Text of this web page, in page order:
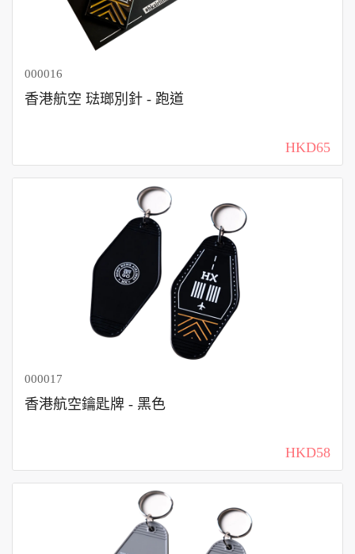
000016
香港航空 琺瑯別針 - 跑道
HKD65
000017
香港航空鑰匙牌 - 黑色
HKD58